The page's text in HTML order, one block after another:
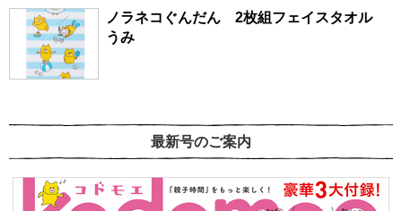
ノラネコぐんだん 2枚組フェイスタオル
うみ
最新号のご案内